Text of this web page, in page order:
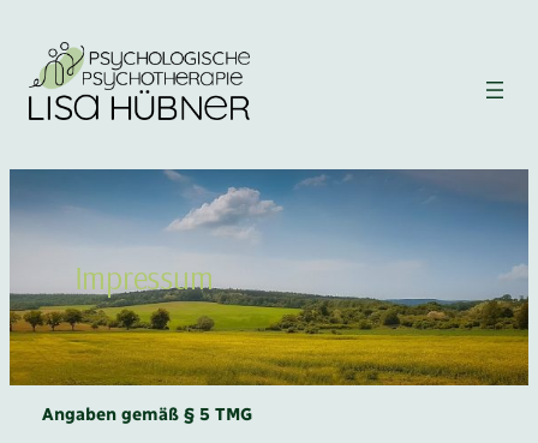
Inhalt
wechseln
Impressum
Angaben gemäß § 5 TMG